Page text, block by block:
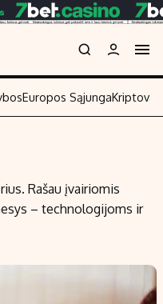
Europos Sąjunga
Rašau įvairiomis
– technologijoms ir